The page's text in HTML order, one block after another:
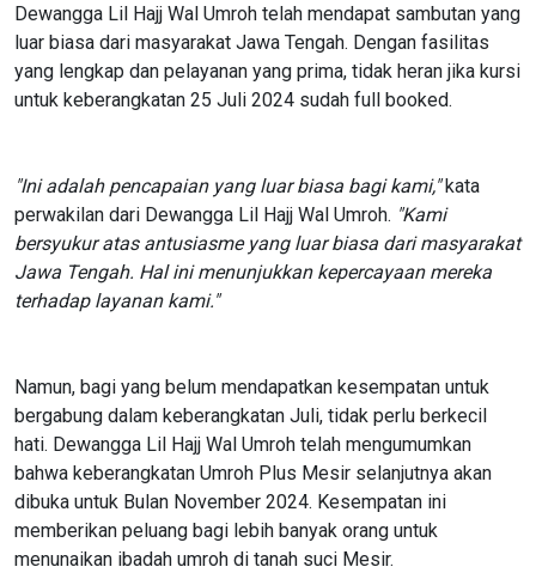
Dewangga Lil Hajj Wal Umroh telah mendapat sambutan yang
luar biasa dari masyarakat Jawa Tengah. Dengan fasilitas
yang lengkap dan pelayanan yang prima, tidak heran jika kursi
untuk keberangkatan 25 Juli 2024 sudah full booked.
"Ini adalah pencapaian yang luar biasa bagi kami,"kata
perwakilan dari Dewangga Lil Hajj Wal Umroh. "Kami
bersyukur atas antusiasme yang luar biasa dari masyarakat
Jawa Tengah. Hal ini menunjukkan kepercayaan mereka
terhadap layanan kami."
Namun, bagi yang belum mendapatkan kesempatan untuk
bergabung dalam keberangkatan Juli, tidak perlu berkecil
hati. Dewangga Lil Hajj Wal Umroh telah mengumumkan
bahwa keberangkatan Umroh Plus Mesir selanjutnya akan
dibuka untuk Bulan November 2024. Kesempatan ini
memberikan peluang bagi lebih banyak orang untuk
menunaikan ibadah umroh di tanah suci Mesir.